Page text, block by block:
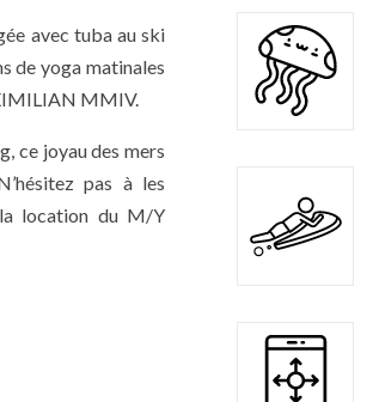
avec tuba au ski
de yoga matinales
MMIV.
ce joyau des mers
pas à les
location du M/Y